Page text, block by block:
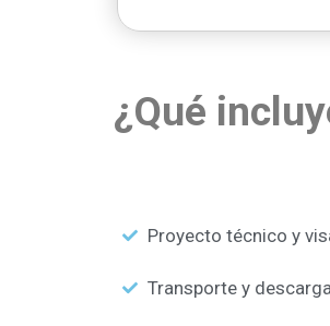
¿Qué
Proyecto técnico y
Transporte y